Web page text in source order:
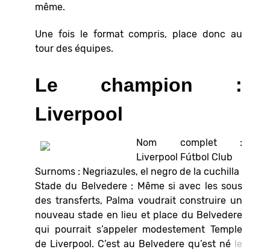
même.
Une fois le format compris, place donc au
tour des équipes.
Le champion :
Liverpool
Nom complet :
Liverpool Fútbol Club
Surnoms : Negriazules, el negro de la cuchilla
Stade du Belvedere : Même si avec les sous
des transferts, Palma voudrait construire un
nouveau stade en lieu et place du Belvedere
qui pourrait s’appeler modestement Temple
de Liverpool. C’est au Belvedere qu’est né le